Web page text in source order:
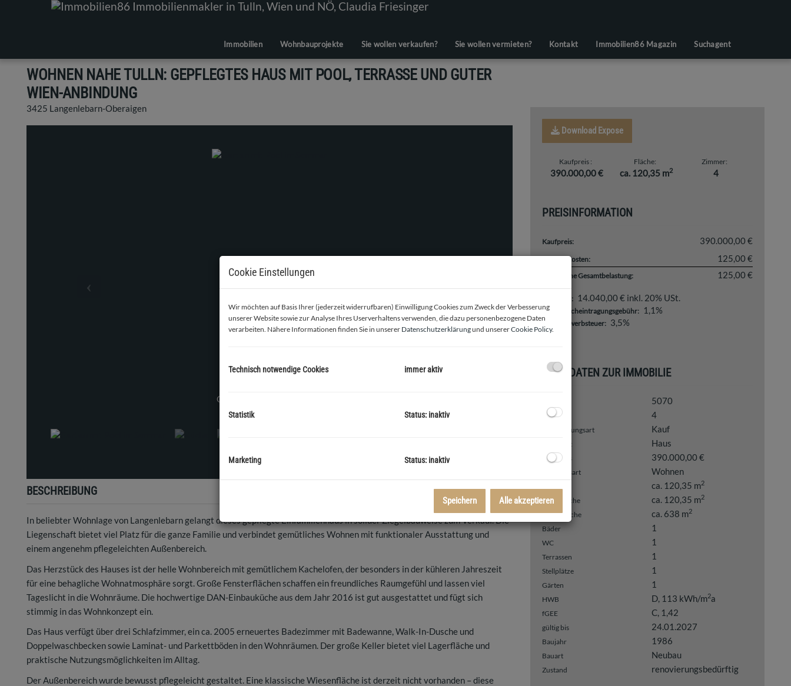
Immobilien Wohnbauprojekte Sie wollen verkaufen? Sie wollen vermieten? Kontakt Immobilien86 Magazin Suchagent
WOHNEN NAHE TULLN: GEPFLEGTES HAUS MIT POOL, TERRASSE UND GUTER
WIEN-ANBINDUNG
3425 Langenlebarn-Oberaigen
BESCHREIBUNG
In beliebter Wohnlage von Langenlebarn gelangt dieses gepflegte Einfamilienhaus in solider Ziegelbauweise zum Verkauf. Die
Liegenschaft bietet viel Platz für die ganze Familie und verbindet gemütliches Wohnen mit funktionaler Ausstattung und
einem angenehm pflegeleichten Außenbereich.
Das Herzstück des Hauses ist der helle Wohnbereich mit gemütlichem Kachelofen, der besonders in der kühleren Jahreszeit
für eine behagliche Wohnatmosphäre sorgt. Große Fensterflächen schaffen ein freundliches Raumgefühl und lassen viel
Tageslicht in die Wohnräume. Die hochwertige DAN-Einbauküche aus dem Jahr 2016 ist gut ausgestattet und fügt sich
stimmig in das Wohnkonzept ein.
Das Haus verfügt über drei Schlafzimmer, ein ca. 2005 erneuertes Badezimmer mit Badewanne, Walk-In-Dusche und
Doppelwaschbecken sowie Laminat- und Parkettböden in den Wohnräumen. Der große Keller bietet viel Lagerfläche und
praktische Nutzungsmöglichkeiten im Alltag.
Der Außenbereich wurde bewusst pflegeleicht gestaltet. Eine klassische Wiesenfläche ist derzeit nicht vorhanden – diese
Download Expose
Kaufpreis
390.000,00 €
Fläche
ca. 120,35 m2
Zimmer
4
PREISINFORMATION
Kaufpreis: 390.000,00 €
Betriebskosten: 125,00 €
monatliche Gesamtbelastung: 125,00 €
Provision: 14.040,00 € inkl. 20% USt.
Grundbucheintragungsgebühr: 1,1%
Grunderwerbsteuer: 3,5%
BASISDATEN ZUR IMMOBILIE
5070
Zimmer 4
Vermarktungsart Kauf
Objektart Haus
Kaufpreis 390.000,00 €
Nutzungsart Wohnen
ca. 120,35 m2
Wohnfläche ca. 120,35 m2
Grundfläche ca. 638 m2
Bäder 1
WC 1
Terrassen 1
Stellplätze 1
Gärten 1
HWB D, 113 kWh/m2a
fGEE C, 1,42
gültig bis 24.01.2027
Baujahr 1986
Bauart Neubau
Zustand renovierungsbedürftig
Cookie Einstellungen
Wir möchten auf Basis Ihrer (jederzeit widerrufbaren) Einwilligung Cookies zum Zweck der Verbesserung
unserer Website sowie zur Analyse Ihres Userverhaltens verwenden, die dazu personenbezogene Daten
verarbeiten. Nähere Informationen finden Sie in unserer Datenschutzerklärungund unsererCookie Policy.
Technisch notwendige Cookies immer aktiv
Statistik Status: inaktiv
Marketing Status: inaktiv
Speichern Alle akzeptieren